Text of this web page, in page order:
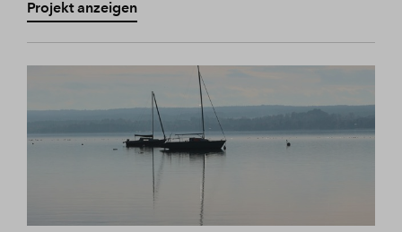
Projekt anzeigen